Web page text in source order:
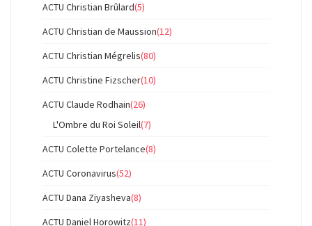
ACTU Christian Brûlard(5)
ACTU Christian de Maussion(12)
ACTU Christian Mégrelis(80)
ACTU Christine Fizscher(10)
ACTU Claude Rodhain(26)
L'Ombre du Roi Soleil(7)
ACTU Colette Portelance(8)
ACTU Coronavirus(52)
ACTU Dana Ziyasheva(8)
ACTU Daniel Horowitz(11)